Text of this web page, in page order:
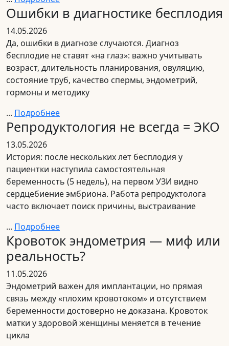
Ошибки в диагностике бесплодия
14.05.2026
Да, ошибки в диагнозе случаются. Диагноз
бесплодие не ставят «на глаз»: важно учитывать
возраст, длительность планирования, овуляцию,
состояние труб, качество спермы, эндометрий,
гормоны и методику
... Подробнее
Репродуктология не всегда = ЭКО
13.05.2026
История: после нескольких лет бесплодия у
пациентки наступила самостоятельная
беременность (5 недель), на первом УЗИ видно
сердцебиение эмбриона. Работа репродуктолога
часто включает поиск причины, выстраивание
... Подробнее
Кровоток эндометрия — миф или
реальность?
11.05.2026
Эндометрий важен для имплантации, но прямая
связь между «плохим кровотоком» и отсутствием
беременности достоверно не доказана. Кровоток
матки у здоровой женщины меняется в течение
цикла